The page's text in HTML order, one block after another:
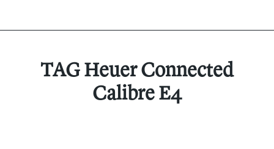
TAG Heuer Connected
Calibre E4